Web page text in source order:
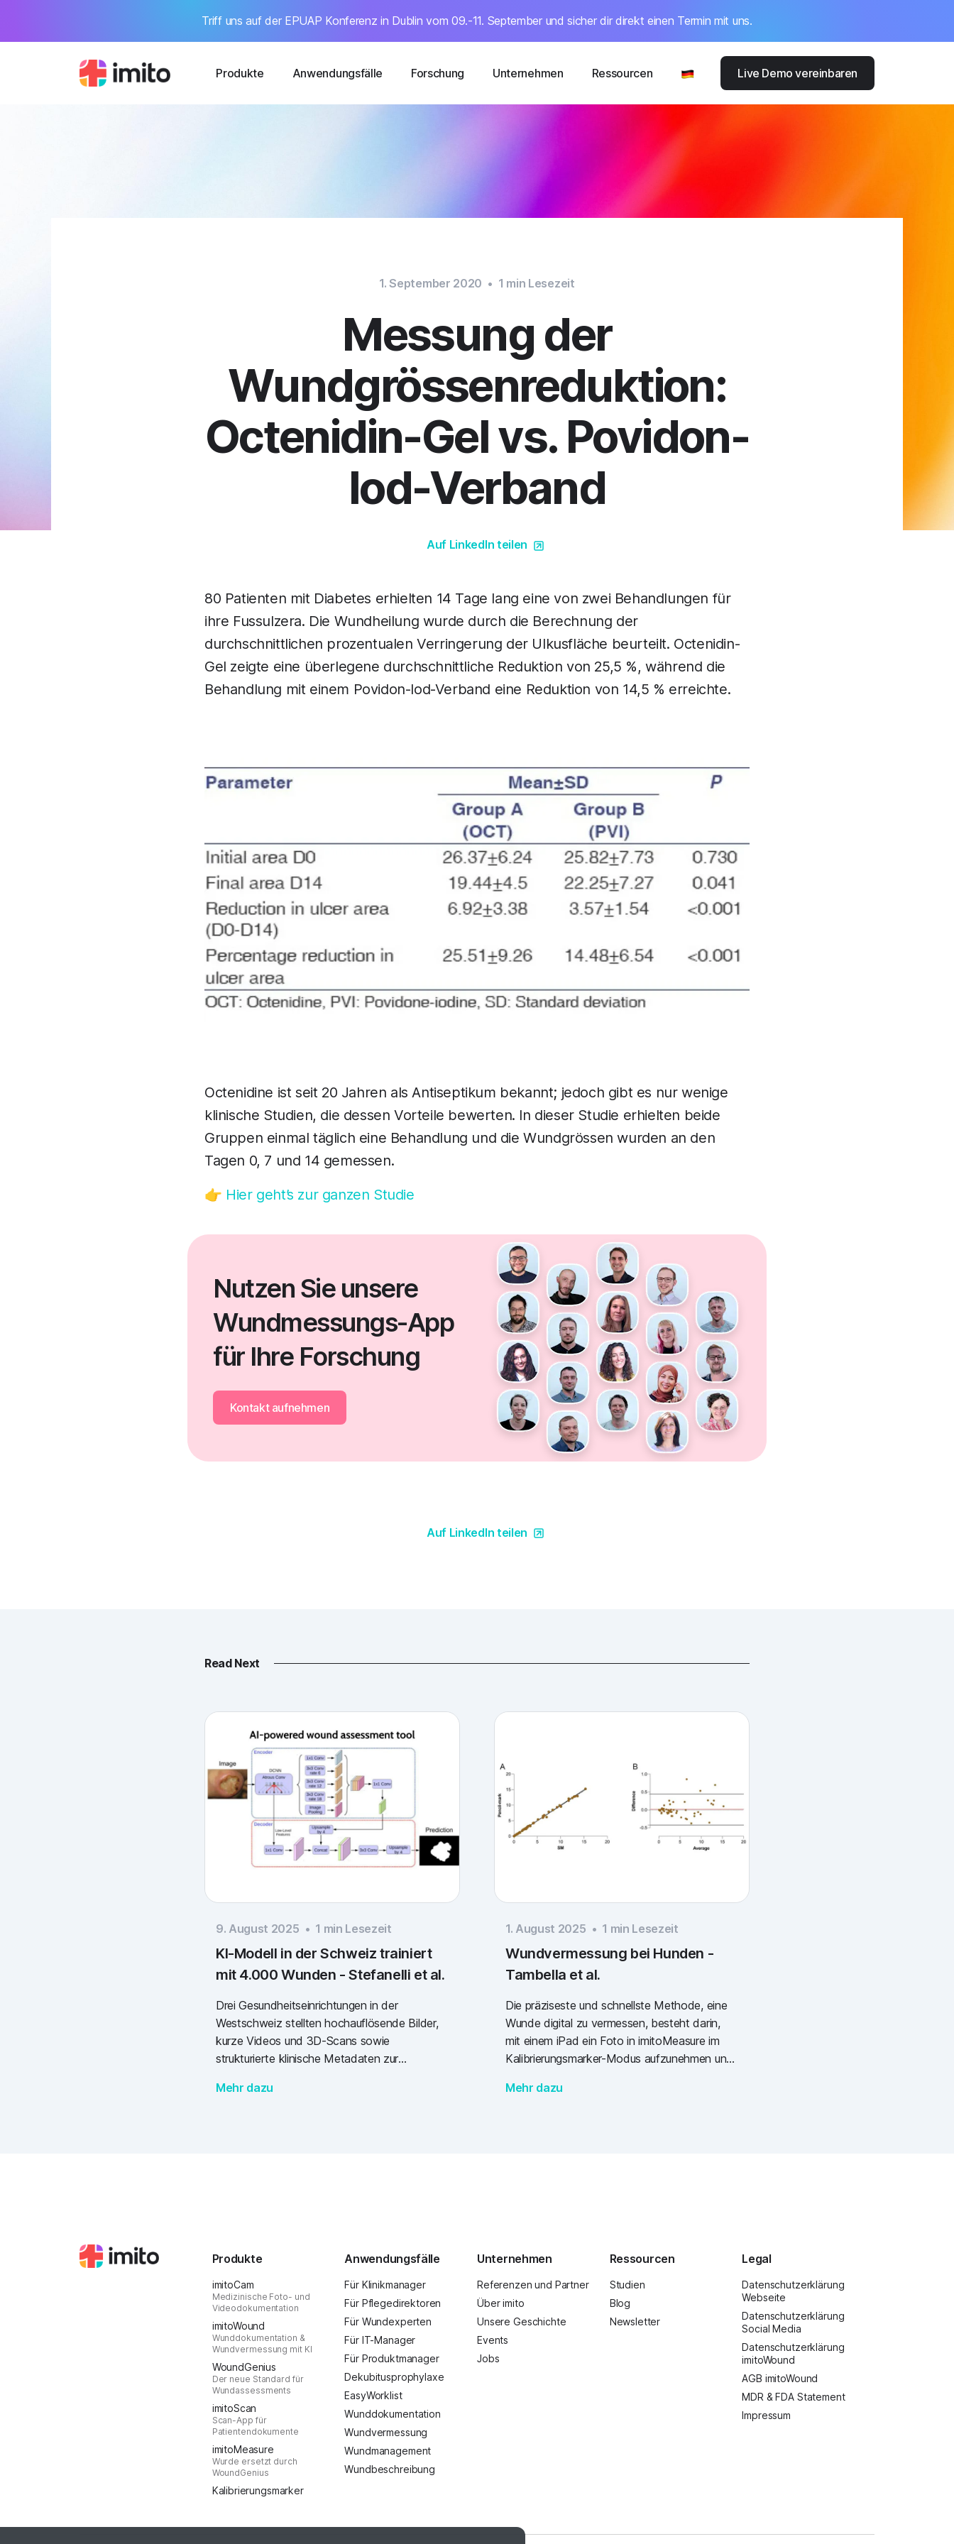
Triff uns auf der EPUAP Konferenz in Dublin vom 09.-11. September und sicher dir direkt einen Termin mit uns.
Produkte Anwendungsfälle Forschung Unternehmen Ressourcen Live Demo vereinbaren
1. September 2020 • 1 min Lesezeit
Messung der
Wundgrössenreduktion:
Octenidin-Gel vs. Povidon-
Iod-Verband
Auf LinkedIn teilen
80 Patienten mit Diabetes erhielten 14 Tage lang eine von zwei Behandlungen für
ihre Fussulzera. Die Wundheilung wurde durch die Berechnung der
durchschnittlichen prozentualen Verringerung der Ulkusfläche beurteilt. Octenidin-
Gel zeigte eine überlegene durchschnittliche Reduktion von 25,5 %, während die
Behandlung mit einem Povidon-Iod-Verband eine Reduktion von 14,5 % erreichte.
Octenidine ist seit 20 Jahren als Antiseptikum bekannt; jedoch gibt es nur wenige
klinische Studien, die dessen Vorteile bewerten. In dieser Studie erhielten beide
Gruppen einmal täglich eine Behandlung und die Wundgrössen wurden an den
Tagen 0, 7 und 14 gemessen.
👉 Hier geht’s zur ganzen Studie
Nutzen Sie unsere
Wundmessungs-App
für Ihre Forschung
Kontakt aufnehmen
Auf LinkedIn teilen
Read Next
9. August 2025 • 1 min Lesezeit
KI-Modell in der Schweiz trainiert
mit 4.000 Wunden - Stefanelli et al.
Drei Gesundheitseinrichtungen in der
Westschweiz stellten hochauflösende Bilder,
kurze Videos und 3D-Scans sowie
strukturierte klinische Metadaten zur
4.000 Wunden zu trainieren, damit es die
Mehr dazu
1. August 2025 • 1 min Lesezeit
Wundvermessung bei Hunden -
Tambella et al.
Die präziseste und schnellste Methode, eine
Wunde digital zu vermessen, besteht darin,
mit einem iPad ein Foto in imitoMeasure im
Kalibrierungsmarker-Modus aufzunehmen und
Pencil zu verfeinern. Zu diesem Ergebnis
Mehr dazu
Produkte
imitoCam
Medizinische Foto- und
Videodokumentation
imitoWound
Wunddokumentation &
Wundvermessung mit KI
WoundGenius
Der neue Standard für
Wundassessments
imitoScan
Scan-App für
Patientendokumente
imitoMeasure
Wurde ersetzt durch
WoundGenius
Kalibrierungsmarker
Anwendungsfälle
Für Klinikmanager
Für Pflegedirektoren
Für Wundexperten
Für IT-Manager
Für Produktmanager
Dekubitusprophylaxe
EasyWorklist
Wunddokumentation
Wundvermessung
Wundmanagement
Wundbeschreibung
Unternehmen
Referenzen und Partner
Über imito
Unsere Geschichte
Events
Jobs
Ressourcen
Studien
Blog
Newsletter
Legal
Datenschutzerklärung
Webseite
Datenschutzerklärung
Social Media
Datenschutzerklärung
imitoWound
AGB imitoWound
MDR & FDA Statement
Impressum